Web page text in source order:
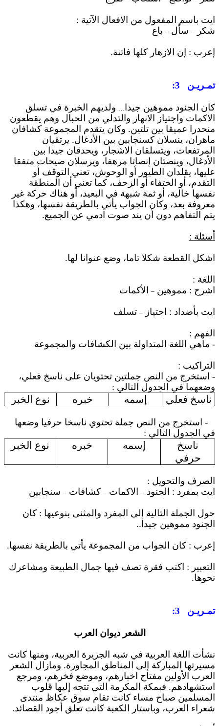
ايت باسم المفعول من الافعال الآتية :
شكر
– سأل – باع
إعرب : إن الازهار كلها فاتنة.
تمـريـن 3
:
كان الجنود مموهين جيدا … ولديهم الخبرة في تسلق
الاكمات واجتياز الانهار والتدلي من الحبال وهم يقطعون
منحدرا عميقا بين تلتين. وكان يتقدم المجموعة كشافان
ماهران، ينسلان كسنجابين بين الأدغال. يرتقيان
المرتفعات، ويتسلقان الاشجار، ويحدقان جيدا بين
الأدغال، وينصتان إنصاتا مرهفا، ويرسلان صيحات متفقا
عليها، يقلدان الطيور أو الوحوش، تعني التوقف أو
التقدم، أو الختفاء أو الزحف، كما تعني أن المنطقة
نفسها خالية، أو ثمة شبهة في البعيد، أو هناك حركة غير
معروفة بعد، وكان الجواب يأتي بالطريقة نفسها، وهكذا
يتم التفاهم دون أن يند صوت ادمي عن الجميع.
أسئلة :
اشكل القطعة شكلا تاما، وضع عنوانا لها.
اللغة :
اشرح : مموهين – الأكمات
ايت بأضداد : اجتياز – تسلف
الفهم :
- ماهي اللغة المتداولة بين الكشافات والمجموعة
التراكيب :
- استخرج من النص جملتين تحتويان على ناسخ فعلي،
وضعهما في الجدول التالي :
نوع الخبر خبره إسمه ناسخ فعلي
- استخرج من النص جملة تحتوي ناسخا حرفيا وضعها
في الجدول التالي :
نوع الخبر خبره إسمه
ناسخ
حرفي
الصرف والتحويل :
ايت بمفرد : الجنود – الاكمات – كشافات – سنجابين
حول الجملة التالية إلى المفرد والمثنى بنوعيها : كان
الجنود مموهين جيدا..
إعرب : كان الجواب من المجموعة يأتي بالطريقة نفسها.
التعبير : اكتب فقرة تصف فيها جمال الطبيعة ومشاعرك
نحوها.
تمـريـن 3
:
الشعر ديوان العرب
نشأت اللغة العربية في شبه الجزيرة العربية، ومنها كانت
مسيرتها المباركة إلى المناطق المجاورة. ومازال الشعر
العرب الأولين مفتاح اخبارهم، وموضع فخرهم، ومرجع
استشهادهم. فبمكة المكرمة التي تتجه إليها قلوب
المسلمين صباح مساء كانت تقام سوق عكاظ منتدى
شعراء العرب، وباستار الكعبة كانت تعلق أجود القصائد.